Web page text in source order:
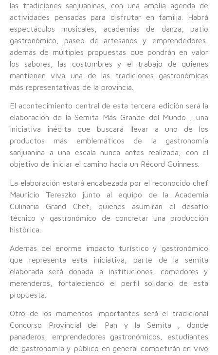
las tradiciones sanjuaninas, con una amplia agenda de
actividades pensadas para disfrutar en familia. Habrá
espectáculos musicales, academias de danza, patio
gastronómico, paseo de artesanos y emprendedores,
además de múltiples propuestas que pondrán en valor
los sabores, las costumbres y el trabajo de quienes
mantienen viva una de las tradiciones gastronómicas
más representativas de la provincia.
El acontecimiento central de esta tercera edición será la
elaboración de la Semita Más Grande del Mundo , una
iniciativa inédita que buscará llevar a uno de los
productos más emblemáticos de la gastronomía
sanjuanina a una escala nunca antes realizada, con el
objetivo de iniciar el camino hacia un Récord Guinness.
La elaboración estará encabezada por el reconocido chef
Mauricio Tereszko junto al equipo de la Academia
Culinaria Grand Chef, quienes asumirán el desafío
técnico y gastronómico de concretar una producción
histórica.
Además del enorme impacto turístico y gastronómico
que representa esta iniciativa, parte de la semita
elaborada será donada a instituciones, comedores y
merenderos, fortaleciendo el perfil solidario de esta
propuesta.
Otro de los momentos importantes será el tradicional
Concurso Provincial del Pan y la Semita , donde
panaderos, emprendedores gastronómicos, estudiantes
de gastronomía y público en general competirán en vivo